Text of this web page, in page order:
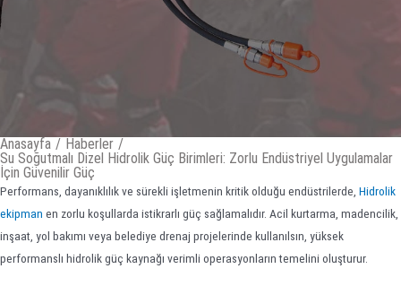
Anasayfa / Haberler /
Su Soğutmalı Dizel Hidrolik Güç Birimleri: Zorlu Endüstriyel Uygulamalar
İçin Güvenilir Güç
Performans, dayanıklılık ve sürekli işletmenin kritik olduğu endüstrilerde, Hidrolik
ekipman en zorlu koşullarda istikrarlı güç sağlamalıdır. Acil kurtarma, madencilik,
inşaat, yol bakımı veya belediye drenaj projelerinde kullanılsın, yüksek
performanslı hidrolik güç kaynağı verimli operasyonların temelini oluşturur.